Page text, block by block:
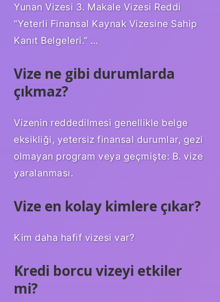
Yunan Vizesi 3. Makale Vizesi Reddi
“Yeterli Finansal Kaynak Vizesine Sahip
Kanıt Belgeleri.” …
Vize ne gibi durumlarda
çıkmaz?
Vizenin reddedilmesi genellikle belge
eksikliği, yetersiz finansal durumlar, gezi
olmayan program veya geçmişte: B. vize
yaralanması.
Vize en kolay kimlere çıkar?
Kim daha hafif vizesi var?
Kredi borcu vizeyi etkiler
mi?